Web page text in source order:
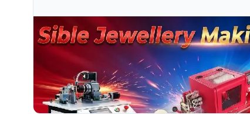
Aug 03, 2026
Hướng Dẫn Đầy Đủ Về Máy Làm Hạt Trang Sức
Hướng dẫn đầy đủ về máy làm hạt trang sức. Tìm hiểu
máy cắt kim cương cho sản xuất hạt vàng và bạc.
Đọc toàn bộ bài viết